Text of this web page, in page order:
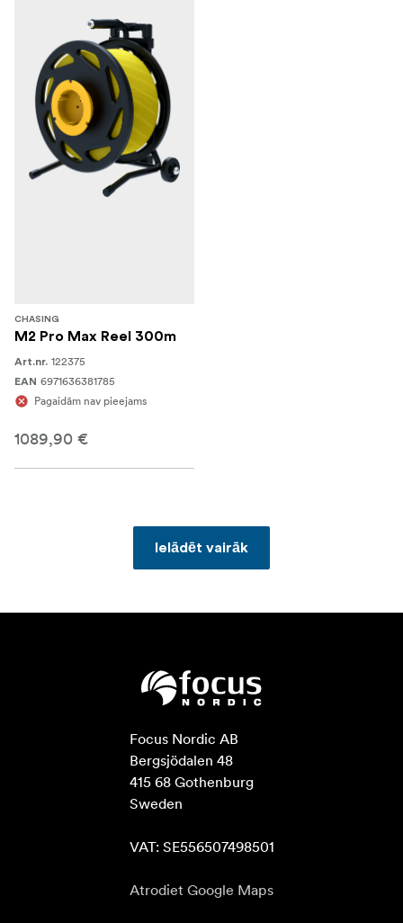
CHASING
M2 Pro Max Reel 300m
Art.nr. 122375
EAN 6971636381785
Pagaidām nav pieejams
1089,90 €
Ielādēt vairāk
Focus Nordic AB
Bergsjödalen 48
415 68 Gothenburg
Sweden
VAT: SE556507498501
Atrodiet Google Maps